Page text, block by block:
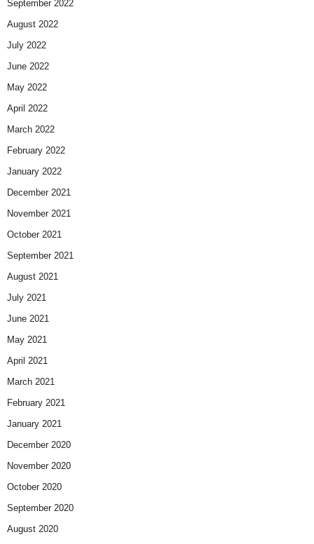
September 2022
August 2022
July 2022
June 2022
May 2022
April 2022
March 2022
February 2022
January 2022
December 2021
November 2021
October 2021
September 2021
August 2021
July 2021
June 2021
May 2021
April 2021
March 2021
February 2021
January 2021
December 2020
November 2020
October 2020
September 2020
August 2020